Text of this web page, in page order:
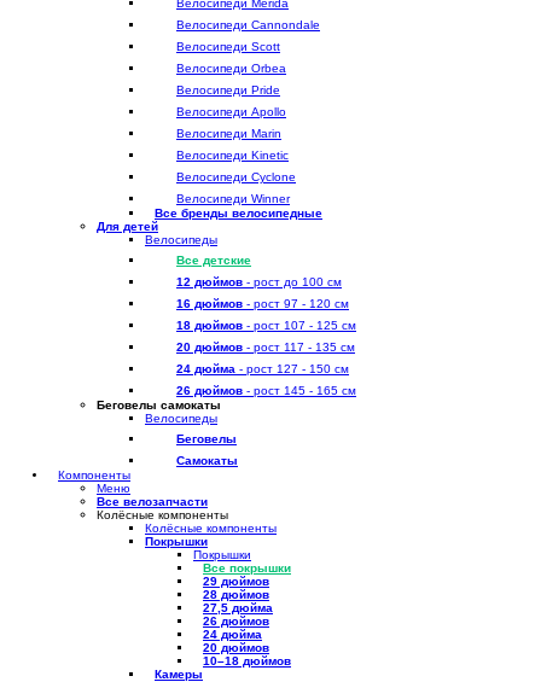
Велосипеди Merida
Велосипеди Cannondale
Велосипеди Scott
Велосипеди Orbea
Велосипеди Pride
Велосипеди Apollo
Велосипеди Marin
Велосипеди Kinetic
Велосипеди Cyclone
Велосипеди Winner
Все бренды велосипедные
Для детей
Велосипеды
Все детские
12 дюймов - рост до 100 см
16 дюймов - рост 97 - 120 см
18 дюймов - рост 107 - 125 см
20 дюймов - рост 117 - 135 см
24 дюйма - рост 127 - 150 см
26 дюймов - рост 145 - 165 см
Беговелы самокаты
Велосипеды
Беговелы
Самокаты
Компоненты
Меню
Все велозапчасти
Колёсные компоненты
Колёсные компоненты
Покрышки
Покрышки
Все покрышки
29 дюймов
28 дюймов
27,5 дюйма
26 дюймов
24 дюйма
20 дюймов
10–18 дюймов
Камеры